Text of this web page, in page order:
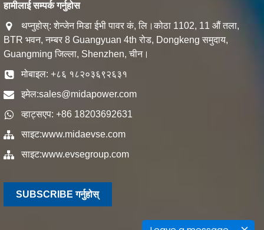
हामीलाई सम्पर्क गर्नुहोस
थप्नुहोस्: शेन्जेन मिडा ईभी पावर कं, लि।कोठा 1102, 11 औं तला,
BTR भवन, नम्बर 8 Guangyuan 4th रोड, Dongkeng समुदाय,
Guangming जिल्ला, Shenzhen, चीन।
मोबाइल: +८६ १८२०३६९२६३१
इमेल:sales@midapower.com
व्हाट्सएप: +86 18203692631
साइट:www.midaevse.com
साइट:www.evsegroup.com
SUBSCRIBE गर्नुहोस्